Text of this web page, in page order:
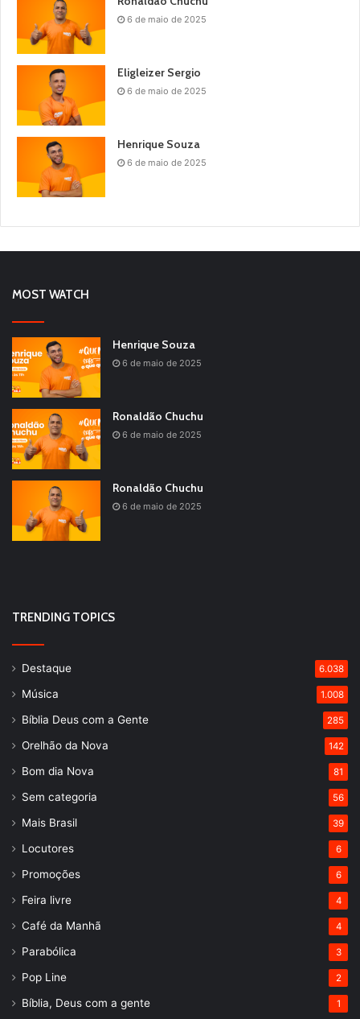
6 de maio de 2025
Eligleizer Sergio
6 de maio de 2025
Henrique Souza
6 de maio de 2025
MOST WATCH
Henrique Souza
6 de maio de 2025
Ronaldão Chuchu
6 de maio de 2025
Ronaldão Chuchu
6 de maio de 2025
TRENDING TOPICS
Destaque 6.038
Música 1.008
Bíblia Deus com a Gente 285
Orelhão da Nova 142
Bom dia Nova 81
Sem categoria 56
Mais Brasil 39
Locutores 6
Promoções 6
Feira livre 4
Café da Manhã 4
Parabólica 3
Pop Line 2
Bíblia, Deus com a gente 1